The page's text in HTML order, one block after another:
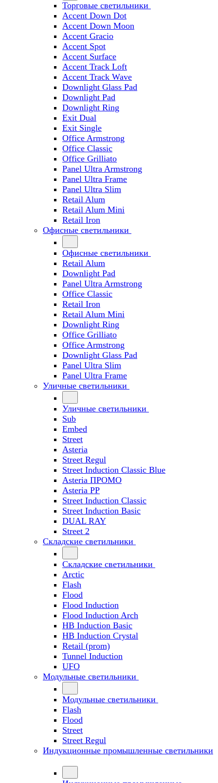
Торговые светильники
Accent Down Dot
Accent Down Moon
Accent Gracio
Accent Spot
Accent Surface
Accent Track Loft
Accent Track Wave
Downlight Glass Pad
Downlight Pad
Downlight Ring
Exit Dual
Exit Single
Office Armstrong
Office Classic
Office Grilliato
Panel Ultra Armstrong
Panel Ultra Frame
Panel Ultra Slim
Retail Alum
Retail Alum Mini
Retail Iron
Офисные светильники
Офисные светильники
Retail Alum
Downlight Pad
Panel Ultra Armstrong
Office Classic
Retail Iron
Retail Alum Mini
Downlight Ring
Office Grilliato
Office Armstrong
Downlight Glass Pad
Panel Ultra Slim
Panel Ultra Frame
Уличные светильники
Уличные светильники
Sub
Embed
Street
Asteria
Street Regul
Street Induction Classic Blue
Asteria ПРОМО
Asteria PP
Street Induction Classic
Street Induction Basic
DUAL RAY
Street 2
Складские светильники
Складские светильники
Arctic
Flash
Flood
Flood Induction
Flood Induction Arch
HB Induction Basic
HB Induction Crystal
Retail (prom)
Tunnel Induction
UFO
Модульные светильники
Модульные светильники
Flash
Flood
Street
Street Regul
Индукционные промышленные светильники